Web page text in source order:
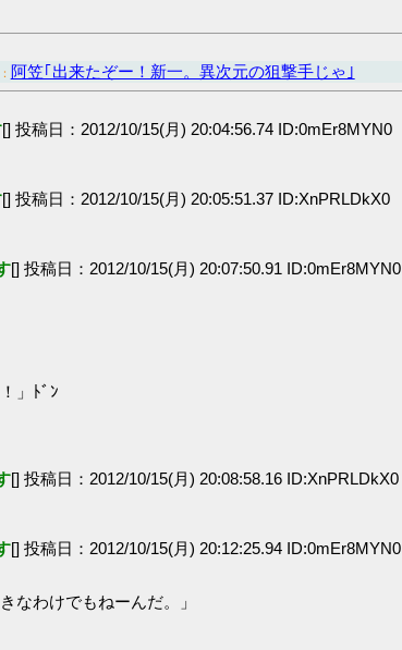
阿笠｢出来たぞー！新一。異次元の狙撃手じゃ｣
[] 投稿日：2012/10/15(月) 20:04:56.74 ID:0mEr8MYN0
[] 投稿日：2012/10/15(月) 20:05:51.37 ID:XnPRLDkX0
[] 投稿日：2012/10/15(月) 20:07:50.91 ID:0mEr8MYN0
」ﾄﾞﾝ
[] 投稿日：2012/10/15(月) 20:08:58.16 ID:XnPRLDkX0
[] 投稿日：2012/10/15(月) 20:12:25.94 ID:0mEr8MYN0
なわけでもねーんだ。」